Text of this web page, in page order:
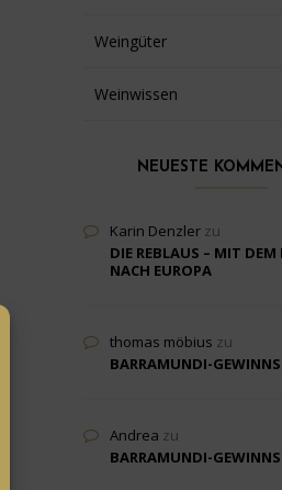
Weingüter
Weinwissen
NEUESTE
Karin Denzler zu
DIE REBLAUS – MIT DEM
NACH EUROPA
thomas möbius zu
BARRAMUNDI-
Andrea zu
BARRAMUNDI-